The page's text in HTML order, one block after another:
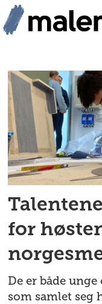
jotun
for
De er både
som samlet seg